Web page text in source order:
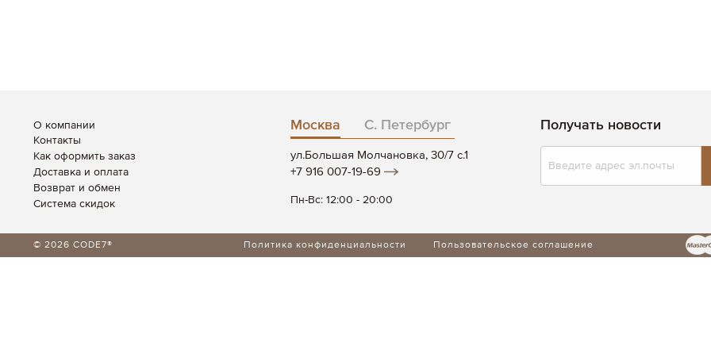
О компании
Контакты
Как оформить заказ
Доставка и оплата
Возврат и обмен
Система скидок
Москва С. Петербург
ул.Большая Молчановка, 30/7 c.1
+7 916 007-19-69
Пн-Вс: 12:00 - 20:00
Получать новости
Подписаться
на
© 2026 CODE7® Политика конфиденциальности Пользовательское соглашение